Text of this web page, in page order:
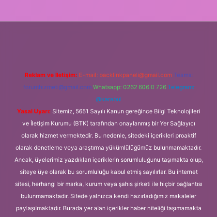
Reklam ve İletişim: E-mail: backlinkpaneli@gmail.com Teams:
forumhizmeti@gmail.com Whatsapp: 0262 606 0 726 Telegram:
@karabul
Yasal Uyarı: Sitemiz, 5651 Sayılı Kanun gereğince Bilgi Teknolojileri
ve İletişim Kurumu (BTK) tarafından onaylanmış bir Yer Sağlayıcı
olarak hizmet vermektedir. Bu nedenle, sitedeki içerikleri proaktif
olarak denetleme veya araştırma yükümlülüğümüz bulunmamaktadır.
Ancak, üyelerimiz yazdıkları içeriklerin sorumluluğunu taşımakta olup,
siteye üye olarak bu sorumluluğu kabul etmiş sayılırlar. Bu internet
sitesi, herhangi bir marka, kurum veya şahıs şirketi ile hiçbir bağlantısı
bulunmamaktadır. Sitede yalnızca kendi hazırladığımız makaleler
paylaşılmaktadır. Burada yer alan içerikler haber niteliği taşımamakta